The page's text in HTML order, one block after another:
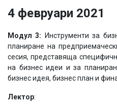
4 февруари 2021
Модул 3:
Инструменти за
планиране на
сесия, представяща
на бизнес идеи и за
бизнес идея, бизнес план и
Лектор: